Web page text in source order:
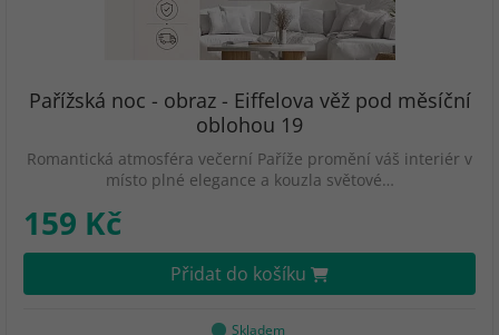
Pařížská noc - obraz - Eiffelova věž pod měsíční
oblohou 19
Romantická atmosféra večerní Paříže promění váš interiér v
místo plné elegance a kouzla světové…
159 Kč
Přidat do košíku
Skladem